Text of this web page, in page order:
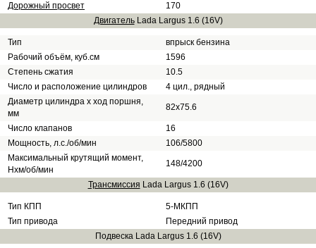
Дорожный просвет
170
ДвигательLada Largus 1.6 (16V)
Тип
впрыск бензина
Рабочий объём, куб.см
1596
Степень сжатия
10.5
Число и расположение цилиндров
4 цил., рядный
Диаметр цилиндра х ход поршня,
мм
82x75.6
Число клапанов
16
Мощность, л.с./об/мин
106/5800
Максимальный крутящий момент,
Нхм/об/мин
148/4200
Трансмиссия Lada Largus 1.6 (16V)
Тип КПП
5-МКПП
Тип привода
Передний привод
Подвеска Lada Largus 1.6 (16V)